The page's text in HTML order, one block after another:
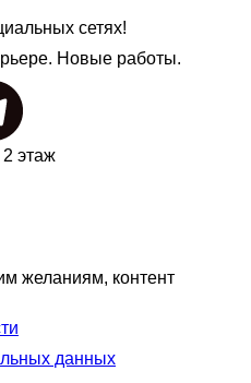
сетях!
Новые работы.
2 этаж
желаниям, контент
данных